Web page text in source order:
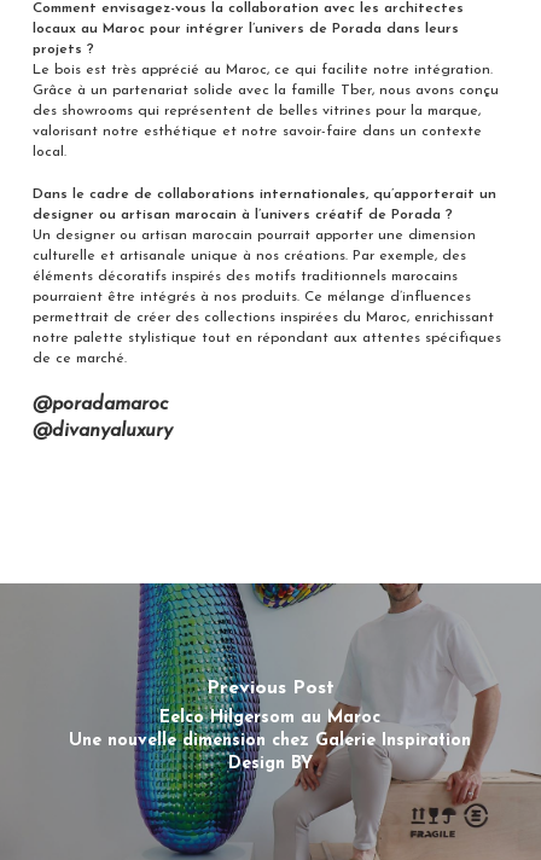
Comment envisagez-vous la collaboration avec les architectes
locaux au Maroc pour intégrer l’univers de Porada dans leurs
projets ?
Le bois est très apprécié au Maroc, ce qui facilite notre intégration.
Grâce à un partenariat solide avec la famille Tber, nous avons conçu
des showrooms qui représentent de belles vitrines pour la marque,
valorisant notre esthétique et notre savoir-faire dans un contexte
local.
Dans le cadre de collaborations internationales, qu’apporterait un
designer ou artisan marocain à l’univers créatif de Porada ?
Un designer ou artisan marocain pourrait apporter une dimension
culturelle et artisanale unique à nos créations. Par exemple, des
éléments décoratifs inspirés des motifs traditionnels marocains
pourraient être intégrés à nos produits. Ce mélange d’influences
permettrait de créer des collections inspirées du Maroc, enrichissant
notre palette stylistique tout en répondant aux attentes spécifiques
de ce marché.
@poradamaroc
@divanyaluxury
Previous Post
Eelco Hilgersom au Maroc
Une nouvelle dimension chez Galerie Inspiration
Design BY